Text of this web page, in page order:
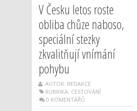
V Česku letos roste
obliba chůze naboso,
speciální stezky
zkvalitňují vnímání
pohybu
AUTOR: REDAKCE
RUBRIKA: CESTOVÁNÍ
0 KOMENTÁŘŮ